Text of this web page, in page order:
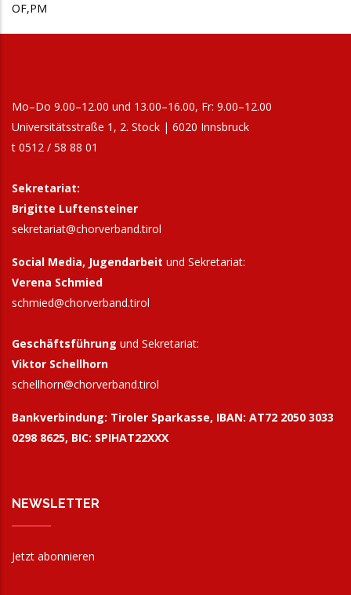
OF,PM
Mo–Do 9.00–12.00 und 13.00–16.00, Fr: 9.00–12.00
Universitätsstraße 1, 2. Stock | 6020 Innsbruck
t 0512 / 58 88 01
Sekretariat:
Brigitte Luftensteiner
sekretariat@chorverband.tirol
Social Media, Jugendarbeit und Sekretariat:
Verena Schmied
schmied@chorverband.tirol
Geschäftsführung und Sekretariat:
Viktor Schellhorn
schellhorn@chorverband.tirol
Bankverbindung: Tiroler Sparkasse, IBAN: AT72 2050 3033
0298 8625, BIC: SPIHAT22XXX
NEWSLETTER
Jetzt abonnieren